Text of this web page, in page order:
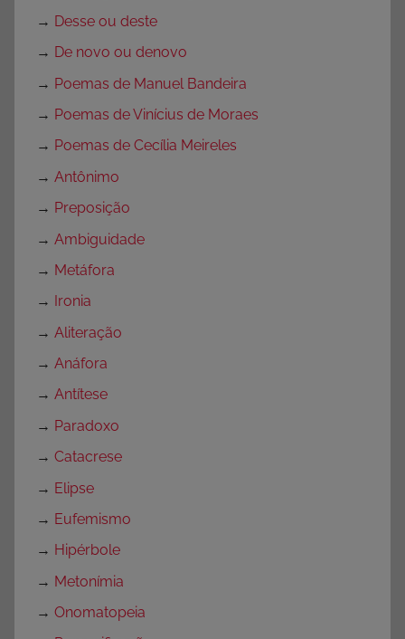
→ Desse ou deste
→ De novo ou denovo
→ Poemas de Manuel Bandeira
→ Poemas de Vinícius de Moraes
→ Poemas de Cecília Meireles
→ Antônimo
→ Preposição
→ Ambiguidade
→ Metáfora
→
Ironia
→ Aliteração
→ Anáfora
→ Antítese
→ Paradoxo
→ Catacrese
→ Elipse
→ Eufemismo
→ Hipérbole
→ Metonímia
→ Onomatopeia